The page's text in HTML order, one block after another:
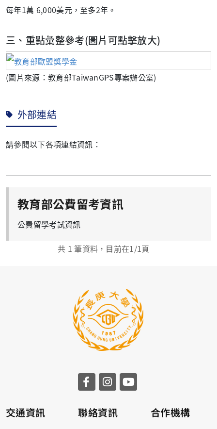
每年1萬 6,000美元，至多2年。
三、重點彙整參考(圖片可點擊放大)
(圖片來源：教育部TaiwanGPS專案辦公室)
外部連結
請參閱以下各項連結資訊：
教育部公費留考資訊
公費留學考試資訊
共 1 筆資料，目前在1/1頁
交通資訊
聯絡資訊
合作機構